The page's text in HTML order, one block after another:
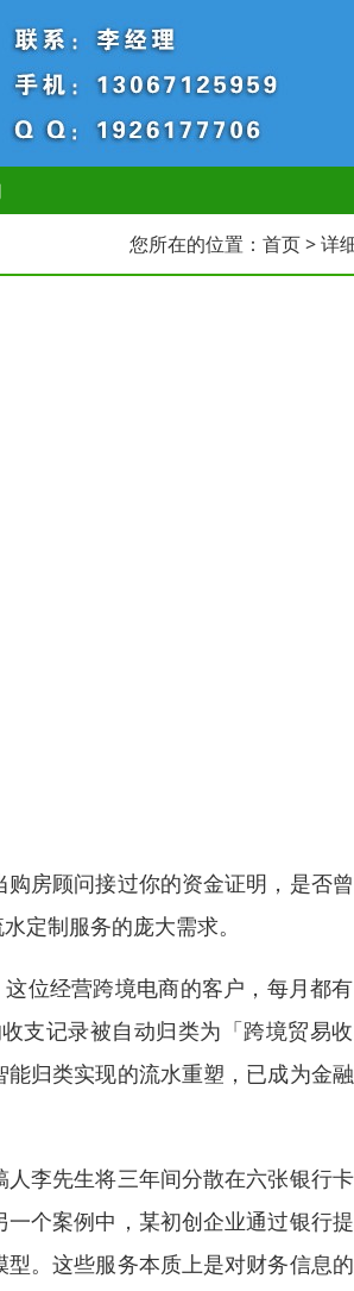
您所在的位置： 首页> 详
房顾问接过你的资金证明，是否
定制服务的庞大需求。
位经营跨境电商的客户，每月都
支记录被自动归类为「跨境贸易
归类实现的流水重塑，已成为金
李先生将三年间分散在六张银行
个案例中，某初创企业通过银行
。这些服务本质上是对财务信息